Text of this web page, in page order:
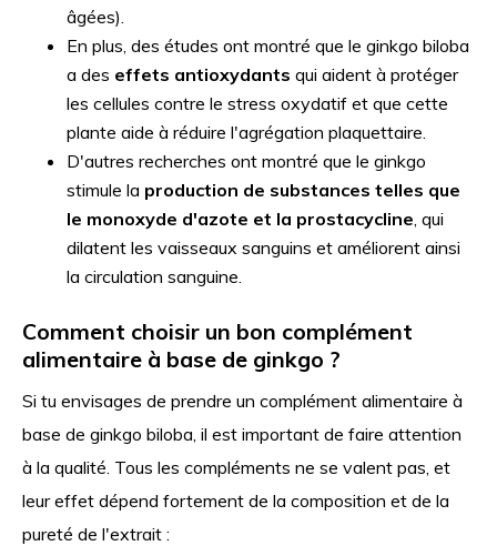
âgées).
En plus, des études ont montré que le ginkgo biloba
a des effets antioxydants qui aident à protéger
les cellules contre le stress oxydatif et que cette
plante aide à réduire l'agrégation plaquettaire.
D'autres recherches ont montré que le ginkgo
stimule la production de substances telles que
le monoxyde d'azote et la prostacycline , qui
dilatent les vaisseaux sanguins et améliorent ainsi
la circulation sanguine.
Comment choisir un bon complément
alimentaire à base de ginkgo ?
Si tu envisages de prendre un complément alimentaire à
base de ginkgo biloba, il est important de faire attention
à la qualité. Tous les compléments ne se valent pas, et
leur effet dépend fortement de la composition et de la
pureté de l'extrait :